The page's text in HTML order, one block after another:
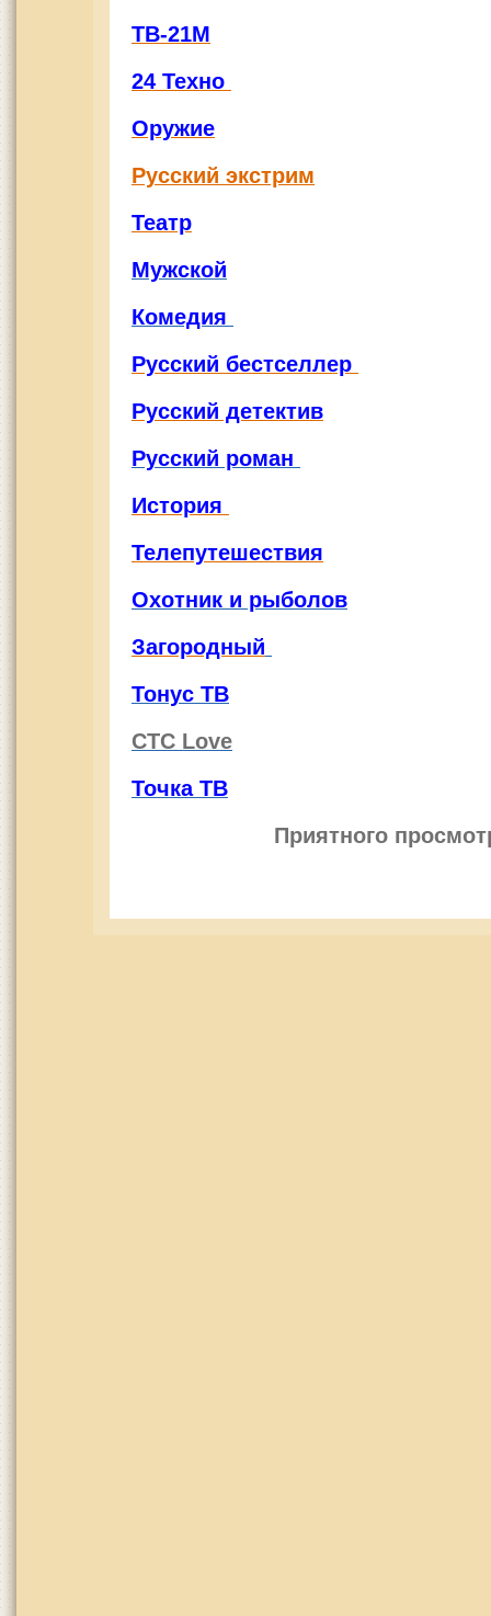
ТВ-21М
24 Техно
Оружие
Русский экстрим
Театр
Мужской
Комедия
Русский бестселлер
Русский детектив
Русский роман
История
Телепутешествия
Охотник и рыболов
Загородный
Тонус ТВ
СТС Love
Точка ТВ
Приятного